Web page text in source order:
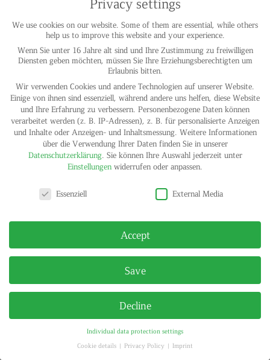
IMPRINT
PRIVACY POLICY
© HELGA MARIA KLOSTERFELDE | ALL RIGHTS RESERVED
We use cookies on our website. Some of them are essential, while others
help us to improve this website and your experience.
Wenn Sie unter 16 Jahre alt sind und Ihre Zustimmung zu freiwilligen
Diensten geben möchten, müssen Sie Ihre Erziehungsberechtigten um
Erlaubnis bitten.
Wir verwenden Cookies und andere Technologien auf unserer Website.
Einige von ihnen sind essenziell, während andere uns helfen, diese Website
und Ihre Erfahrung zu verbessern. Personenbezogene Daten können
verarbeitet werden (z. B. IP-Adressen), z. B. für personalisierte Anzeigen
und Inhalte oder Anzeigen- und Inhaltsmessung. Weitere Informationen
über die Verwendung Ihrer Daten finden Sie in unserer
Datenschutzerklärung. Sie können Ihre Auswahl jederzeit unter
Einstellungen widerrufen oder anpassen.
Essenziell
External Media
Accept
Save
Decline
Individual data protection settings
Cookie details
Privacy Policy Imprint